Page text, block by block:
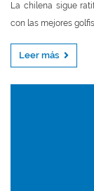
La chilena sigue
con las mejores
Leer más